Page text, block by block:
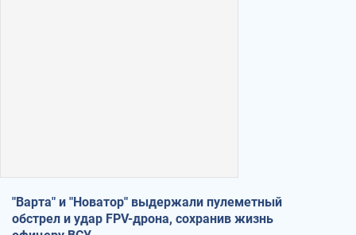
"Варта" и "Новатор" выдержали пулеметный
обстрел и удар FPV-дрона, сохранив жизнь